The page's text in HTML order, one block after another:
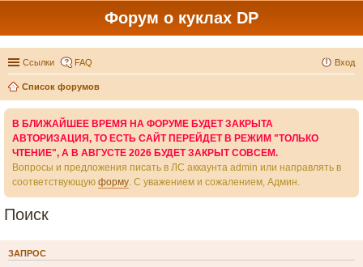
Форум о куклах DP
Ссылки FAQ Вход
Список форумов
В БЛИЖАЙШЕЕ ВРЕМЯ НА ФОРУМЕ БУДЕТ ЗАКРЫТА
АВТОРИЗАЦИЯ, ТО ЕСТЬ САЙТ ПЕРЕЙДЕТ В РЕЖИМ "ТОЛЬКО
ЧТЕНИЕ", А В АВГУСТЕ 2026 БУДЕТ ЗАКРЫТ СОВСЕМ.
Вопросы и предложения писать в ЛС аккаунта admin или направлять в
соответствующую форму. С уважением и сожалением, Админ.
Поиск
ЗАПРОС